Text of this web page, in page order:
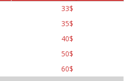
33$
35$
40$
50$
60$